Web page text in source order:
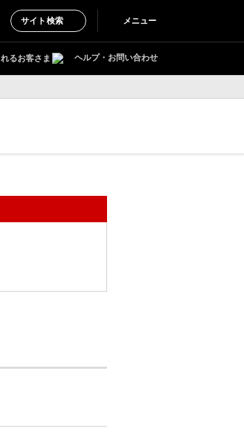
サイト検索 メニュー
るお客さま ヘルプ・お問い合わせ